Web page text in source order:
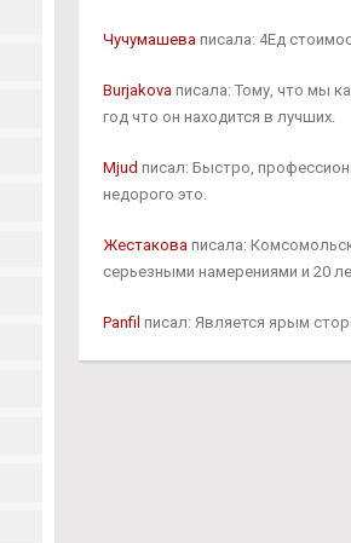
Чучумашеваписала: 4Ед
Burjakovaписала: Тому, что мы
год что он находится в лучших.
Mjud писал: Быстро,
недорого это.
Жестаковаписала:
серьезными намерениями и 20
Panfil писал: Является ярым